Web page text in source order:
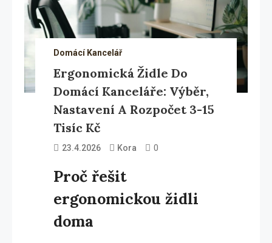
Domácí Kancelář
Ergonomická Židle Do
Domácí Kanceláře: Výběr,
Nastavení A Rozpočet 3-15
Tisíc Kč
23.4.2026 Kora 0
Proč řešit
ergonomickou židli
doma